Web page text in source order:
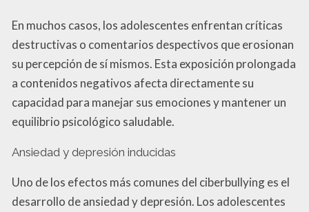
En muchos casos, los adolescentes enfrentan críticas
destructivas o comentarios despectivos que erosionan
su percepción de sí mismos. Esta exposición prolongada
a contenidos negativos afecta directamente su
capacidad para manejar sus emociones y mantener un
equilibrio psicológico saludable.
Ansiedad y depresión inducidas
Uno de los efectos más comunes del ciberbullying es el
desarrollo de ansiedad y depresión. Los adolescentes